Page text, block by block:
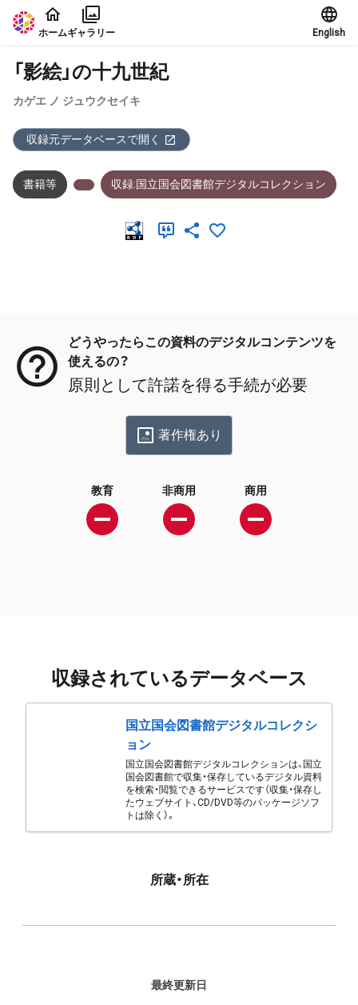
本文に飛ぶ
ホームギャラリー English
「影絵」の十九世紀
カゲエ ノ ジュウクセイキ
収録元データベースで開く
書籍等 収録:国立国会図書館デジタルコレクション
どうやったらこの資料のデジタルコンテンツを
使えるの？
原則として許諾を得る手続が必要
著作権あり
教育 非商用 商用
収録されているデータベース
国立国会図書館デジタルコレクシ
ョン
国立国会図書館デジタルコレクションは、国立
国会図書館で収集・保存しているデジタル資料
を検索・閲覧できるサービスです（収集・保存し
たウェブサイト、CD/DVD等のパッケージソフ
トは除く）。
所蔵・所在
最終更新日